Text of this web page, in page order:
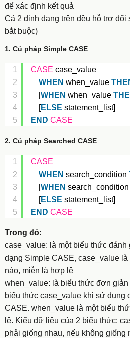
để xác định kết quả
Cả 2 định dạng trên đều hỗ trợ
bắt buộc)
1. Cú pháp Simple CASE
1
2
3
4
5
CASE case_value
WHEN when_value
[WHEN when_value
[ELSE statement_list]
END CASE
2. Cú pháp Searched CASE
1
2
3
4
5
CASE
WHEN search_condition
[WHEN search_condition
[ELSE statement_list]
END CASE
Trong đó:
case_value: là một biểu thức
dạng Simple CASE, case_value
nào, miễn là hợp lệ
when_value: là biểu thức đơn
biểu thức case_value khi sử dụng
CASE. when_value là một biểu
lệ. Kiểu dữ liệu của 2 biểu thức:
phải giống nhau, nếu không giống